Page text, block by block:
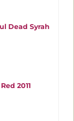
Dead Syrah
2011